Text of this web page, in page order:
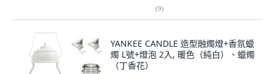
(9)
YANKEE CANDLE 造型融燭燈+香氛蠟
燭 L號+燈泡 2入, 暖色（純白）、蠟燭
（丁香花）